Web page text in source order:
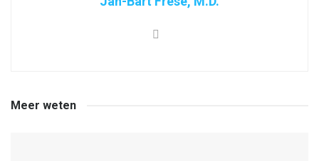
Meer weten